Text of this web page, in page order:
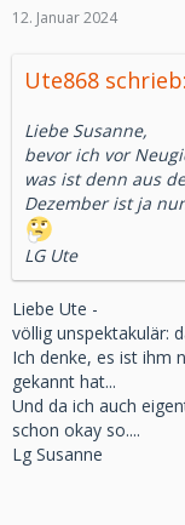
12. Januar 2024
Ute868 schrieb:
Liebe Susanne,
bevor ich vor
was ist denn aus
Dezember ist ja
LG Ute
Liebe Ute -
völlig unspektakulär:
Ich denke, es ist ihm
gekannt hat...
Und da ich auch
schon okay so....
Lg Susanne